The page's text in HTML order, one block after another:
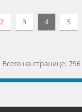
2 3 4 5
Всего на странице: 796